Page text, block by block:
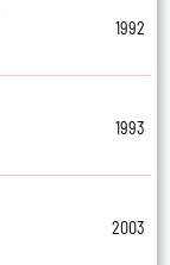
1992
1993
2003